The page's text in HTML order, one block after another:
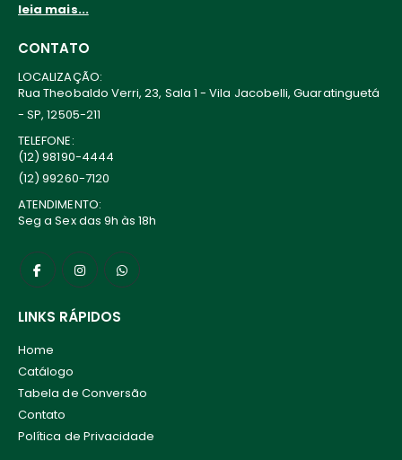
leia mais...
CONTATO
LOCALIZAÇÃO:
Rua Theobaldo Verri, 23, Sala 1 - Vila Jacobelli, Guaratinguetá
- SP, 12505-211
TELEFONE:
(12) 98190-4444
(12) 99260-7120
ATENDIMENTO:
Seg a Sex das 9h às 18h
LINKS RÁPIDOS
Home
Catálogo
Tabela de Conversão
Contato
Política de Privacidade